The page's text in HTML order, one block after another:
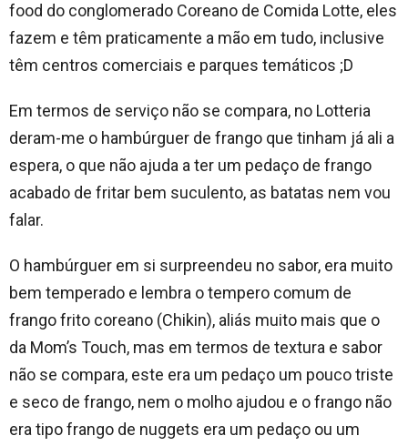
food do conglomerado Coreano de Comida Lotte, eles
fazem e têm praticamente a mão em tudo, inclusive
têm centros comerciais e parques temáticos ;D
Em termos de serviço não se compara, no Lotteria
deram-me o hambúrguer de frango que tinham já ali a
espera, o que não ajuda a ter um pedaço de frango
acabado de fritar bem suculento, as batatas nem vou
falar.
O hambúrguer em si surpreendeu no sabor, era muito
bem temperado e lembra o tempero comum de
frango frito coreano (Chikin), aliás muito mais que o
da Mom’s Touch, mas em termos de textura e sabor
não se compara, este era um pedaço um pouco triste
e seco de frango, nem o molho ajudou e o frango não
era tipo frango de nuggets era um pedaço ou um